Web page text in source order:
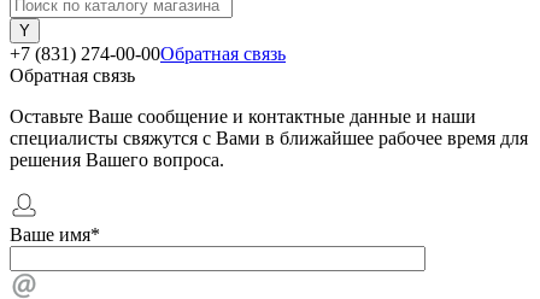
+7 (831) 274-00-00Обратная связь
Обратная связь
Оставьте Ваше сообщение и контактные данные и наши
специалисты свяжутся с Вами в ближайшее рабочее время для
решения Вашего вопроса.
Ваше имя*